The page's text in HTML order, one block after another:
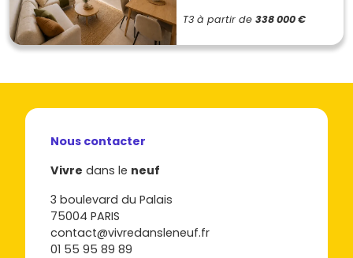
T3 à partir de 338 000 €
Nous contacter
Vivre dans le neuf
3 boulevard du Palais
75004 PARIS
contact@vivredansleneuf.fr
01 55 95 89 89